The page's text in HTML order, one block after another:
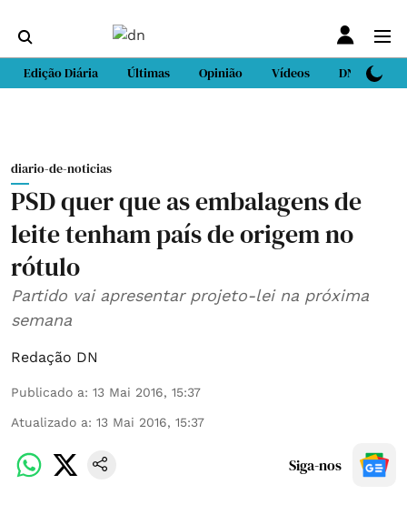
Edição Diária Últimas Opinião Vídeos DN Sport
diario-de-noticias
PSD quer que as embalagens de
leite tenham país de origem no
rótulo
Partido vai apresentar projeto-lei na próxima
semana
Redação DN
Publicado a: 13 Mai 2016, 15:37
Atualizado a: 13 Mai 2016, 15:37
Siga-nos